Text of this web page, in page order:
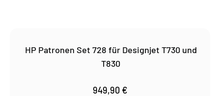
HP Patronen Set 728 für Designjet T730 und
T830
949,90 €